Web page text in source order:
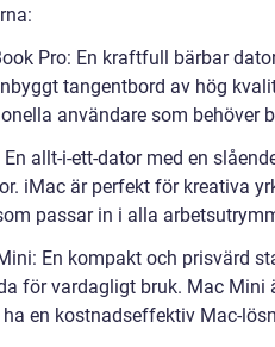
Pro: En kraftfull bärbar
tangentbord av hög
användare som behöver
allt-i-ett-dator med en
iMac är perfekt för kreativa
passar in i alla
En kompakt och prisvärd
för vardagligt bruk. Mac
en kostnadseffektiv Mac-